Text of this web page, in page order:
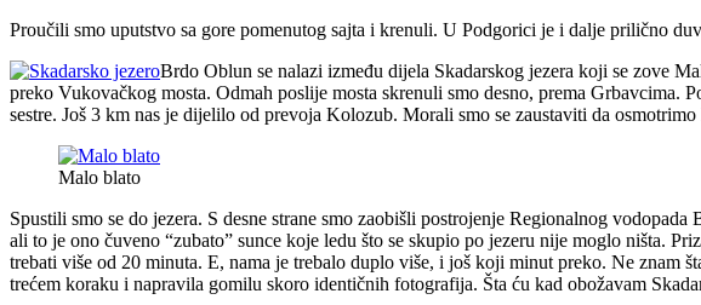
Proučili smo uputstvo sa gore pomenutog sajta i krenuli. U Podgorici je i dalje prilično
Brdo Oblun se nalazi između dijela Skadarskog jezera koji se zove
preko Vukovačkog mosta. Odmah poslije mosta skrenuli smo desno, prema
sestre. Još 3 km nas je dijelilo od prevoja Kolozub. Morali smo se zaustaviti da
Malo blato
Spustili smo se do jezera. S desne strane smo zaobišli postrojenje Regionalnog
ali to je ono čuveno “zubato” sunce koje ledu što se skupio po jezeru nije moglo ništa.
trebati više od 20 minuta. E, nama je trebalo duplo više, i još koji minut preko. Ne znam
trećem koraku i napravila gomilu skoro identičnih fotografija. Šta ću kad obožavam